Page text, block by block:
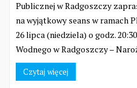
Publicznej w Radgoszczy
na wyjątkowy seans w ramach
26 lipca (niedziela) o godz.
Wodnego w Radgoszczy –
Czytaj więcej